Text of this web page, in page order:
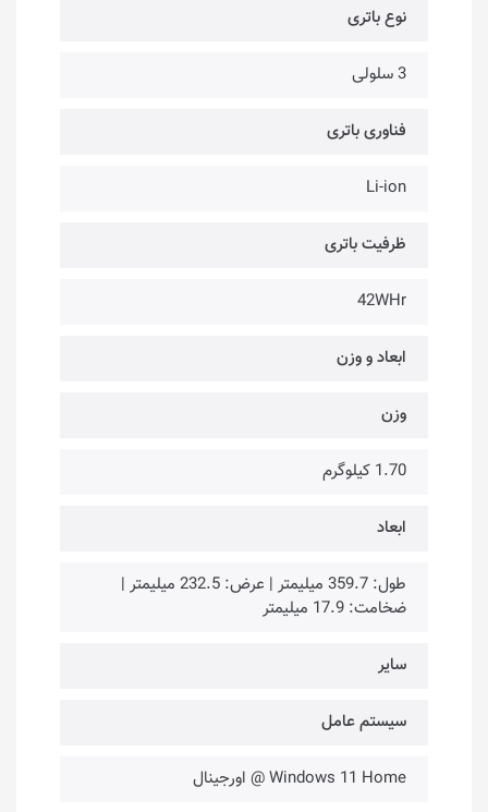
نوع باتری
3 سلولی
فناوری باتری
Li-ion
ظرفیت باتری
42WHr
ابعاد و وزن
وزن
1.70 کیلوگرم
ابعاد
طول: 359.7 میلیمتر | عرض: 232.5 میلیمتر |
ضخامت: 17.9 میلیمتر
سایر
سیستم عامل
Windows 11 Home @ اورجینال